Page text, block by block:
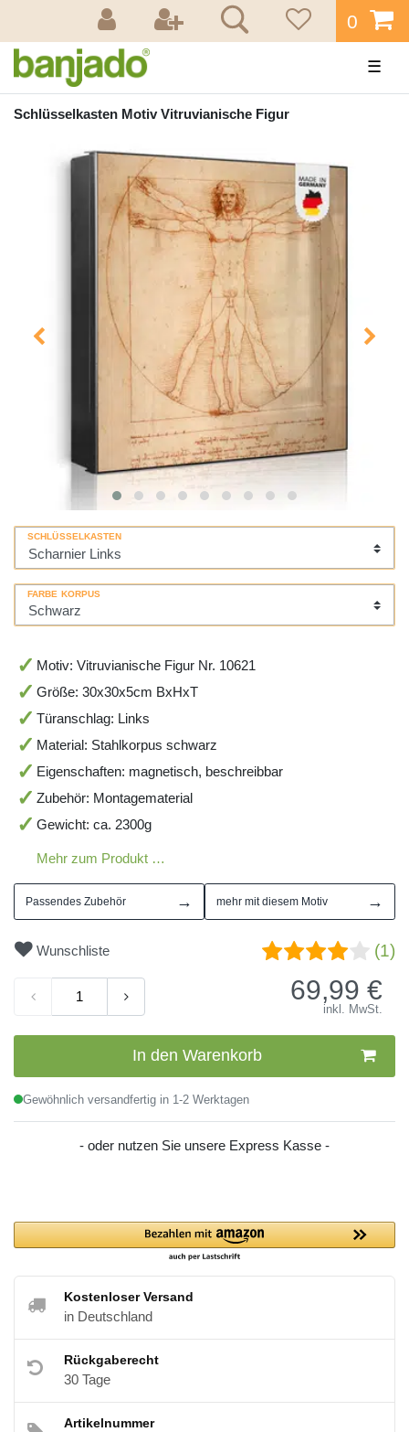
0
☰
Schlüsselkasten Motiv Vitruvianische Figur
SCHLÜSSELKASTEN
FARBE KORPUS
Motiv: Vitruvianische Figur Nr. 10621
Größe: 30x30x5cm BxHxT
Türanschlag: Links
Material: Stahlkorpus schwarz
Eigenschaften: magnetisch, beschreibbar
Zubehör: Montagematerial
Gewicht: ca. 2300g
Mehr zum Produkt …
Passendes Zubehör → mehr mit diesem Motiv →
Wunschliste (1)
69,99 €
inkl. MwSt.
In den Warenkorb
Gewöhnlich versandfertig in 1-2 Werktagen
- oder nutzen Sie unsere Express Kasse -
Kostenloser Versand
in Deutschland
Rückgaberecht
30 Tage
Artikelnummer